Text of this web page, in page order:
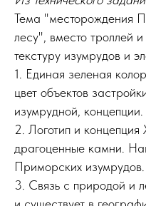
Тема "месторождения
лесу", вместо троллей
текстуру изумрудов и
1. Единая зеленая
цвет объектов
изумрудной, концепции.
2. Логотип и
драгоценные камни.
Приморских изумрудов.
3. Связь с природой и